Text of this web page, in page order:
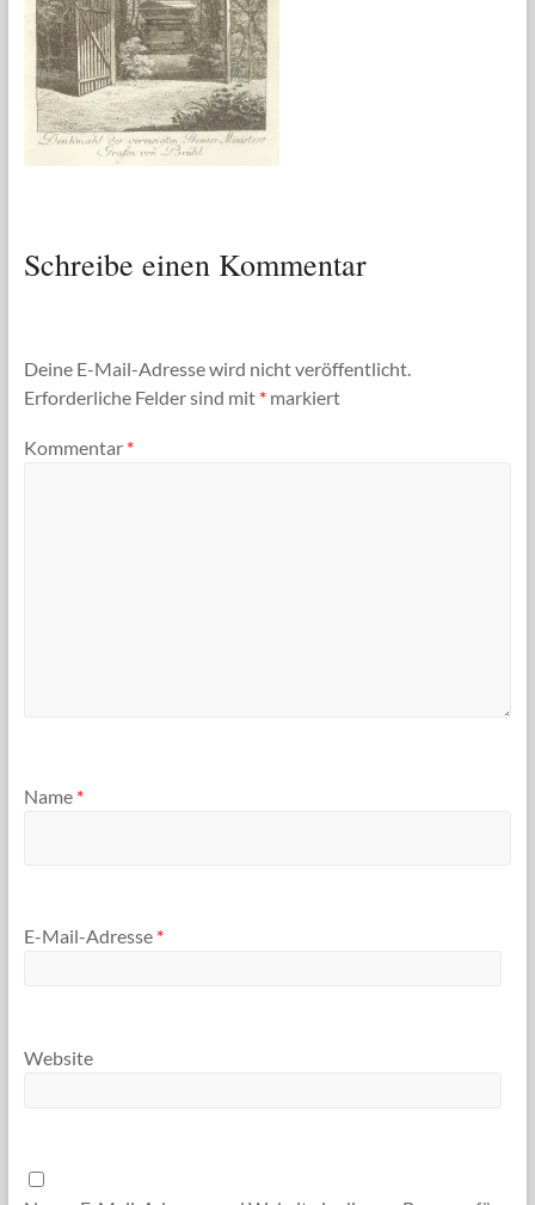
Schreibe einen Kommentar
Deine E-Mail-Adresse wird nicht veröffentlicht.
Erforderliche Felder sind mit *markiert
Kommentar *
Name *
E-Mail-Adresse *
Website